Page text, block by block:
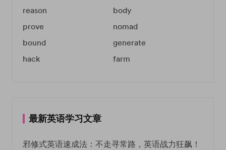
reason
body
prove
nomad
bound
generate
hack
farm
最新英语学习文章
邪修式英语速成法：不走寻常路，英语战力狂飙！